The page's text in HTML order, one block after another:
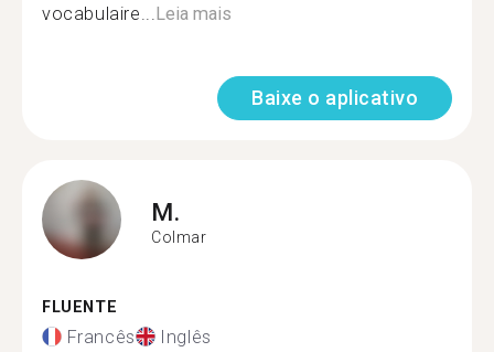
vocabulaire...Leia mais
Baixe o aplicativo
M.
Colmar
FLUENTE
Francês Inglês